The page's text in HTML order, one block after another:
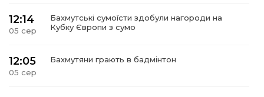
12:14
05 сер
Бахмутські сумоїсти здобули нагороди на
Кубку Європи з сумо
12:05
05 сер
Бахмутяни грають в бадмінтон